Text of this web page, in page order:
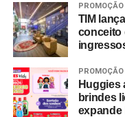
PROMOÇÃO
TIM
conceito
PROMOÇÃO
Huggies
brindes
expande